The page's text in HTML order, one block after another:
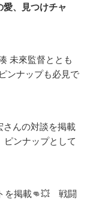
、見つけチャ
未來監督ととも
ンナップも必見で
さんの対談を掲載
ンナップとして
を掲載👊💥 戦闘